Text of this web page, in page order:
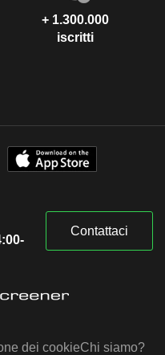
+ 1.300.000
iscritti
Contattaci
dei cookieChi siamo?